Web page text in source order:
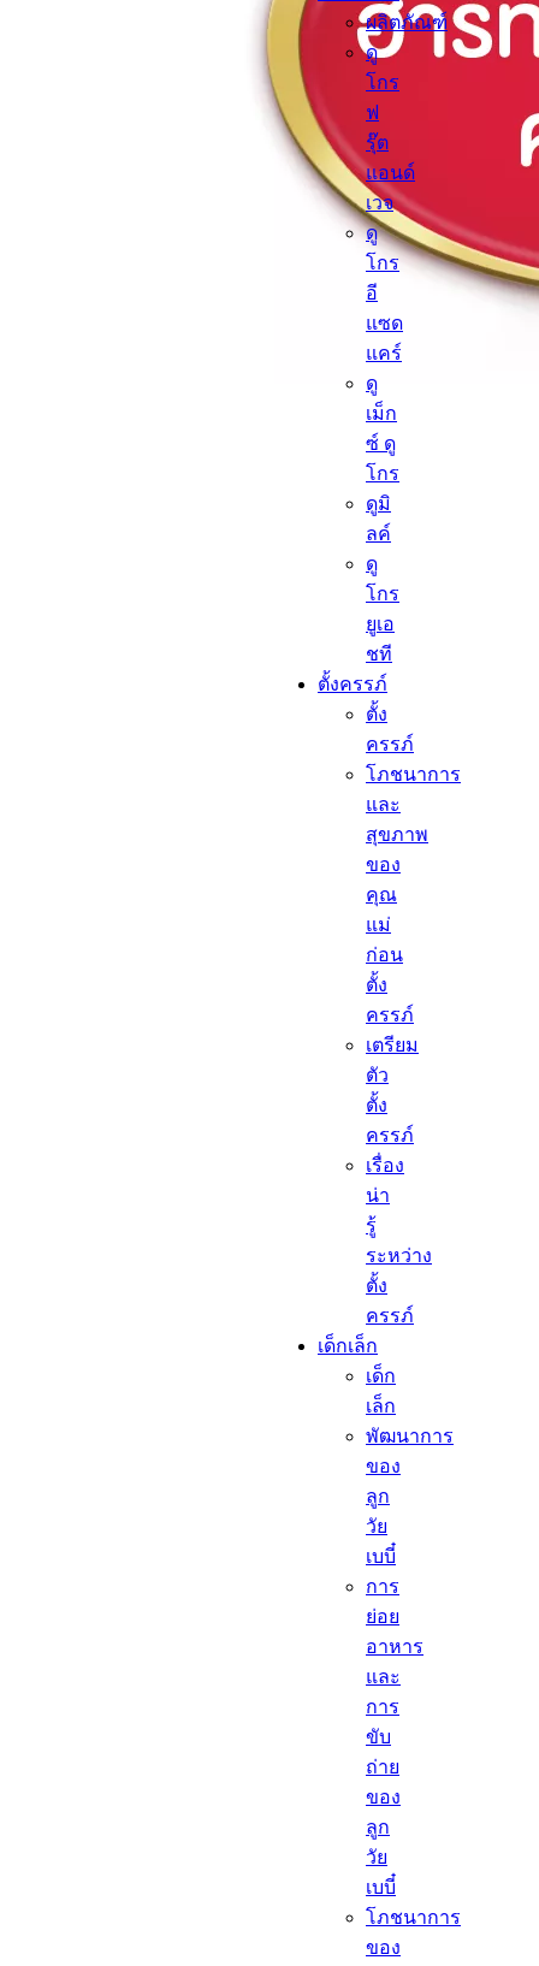
ผลิตภัณฑ์
ดู
โกร
ฟ
รุ๊ต
แอนด์
เวจ
ดู
โกร
อี
แซด
แคร์
ดู
เม็ก
ซ์ ดู
โกร
ดูมิ
ลค์
ดู
โกร
ยูเอ
ชที
ตั้งครรภ์​
ตั้ง
ครรภ์​
โภชนาการ
และ
สุขภาพ
ของ
คุณ
แม่
ก่อน
ตั้ง
ครรภ์
เตรียม
ตัว
ตั้ง
ครรภ์
เรื่อง
น่า
รู้
ระหว่าง
ตั้ง
ครรภ์
เด็กเล็ก​
เด็ก
เล็ก​
พัฒนาการ
ของ
ลูก
วัย
เบบี๋
การ
ย่อย
อาหาร
และ
การ
ขับ
ถ่าย
ของ
ลูก
วัย
เบบี๋
โภชนาการ
ของ